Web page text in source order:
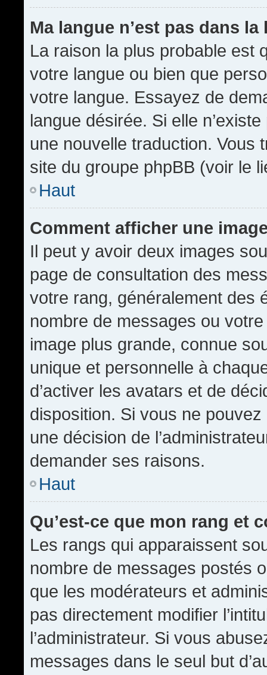
Ma langue n’est pas dans la
La raison la plus probable est
votre langue ou bien que
votre langue. Essayez de
langue désirée. Si elle
une nouvelle traduction. Vous
site du groupe phpBB (voir le
Haut
Comment afficher une
Il peut y avoir deux images
page de consultation des
votre rang, généralement des
nombre de messages ou
image plus grande, connue
unique et personnelle à
d’activer les avatars et de
disposition. Si vous ne pouvez
une décision de
demander ses raisons.
Haut
Qu’est-ce que mon rang et
Les rangs qui apparaissent
nombre de messages postés
que les modérateurs et
pas directement modifier
l’administrateur. Si vous
messages dans le seul but